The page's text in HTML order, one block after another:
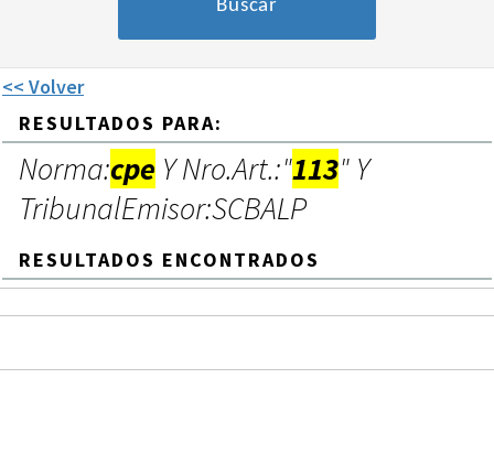
<< Volver
RESULTADOS PARA:
Norma:cpe Y Nro.Art.:"113" Y
TribunalEmisor:SCBALP
RESULTADOS ENCONTRADOS